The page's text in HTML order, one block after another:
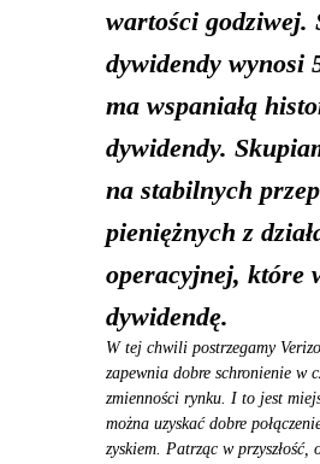
wartości godziwej.
dywidendy wynosi
ma wspaniałą
dywidendy.
na stabilnych
pieniężnych z
operacyjnej, które
dywidendę.
W tej chwili postrzegamy
zapewnia dobre schronienie w
zmienności rynku. I to jest
można uzyskać dobre
zyskiem. Patrząc w przyszłość,